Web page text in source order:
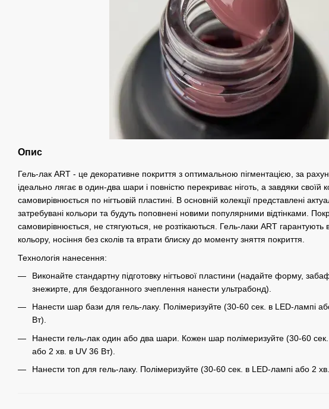
Опис
Гель-лак ART - це декоративне покриття з оптимальною пігментацією, за
ідеально лягає в один-два шари і повністю перекриває ніготь, а завдяки своїй
самовирівнюється по нігтьовій пластині. В основній колекції представлені
затребувані кольори та будуть поповнені новими популярними відтінками.
самовирівнюється, не стягуються, не розтікаються. Гель-лаки ART гарантують
кольору, носіння без сколів та втрати блиску до моменту зняття покриття.
Технологія нанесення:
Виконайте стандартну підготовку нігтьової пластини (надайте форму,
знежирте, для бездоганного зчеплення нанести ультрабонд).
Нанести шар бази для гель-лаку. Полімеризуйте (30-60 сек. в LED-лампі
Вт).
Нанести гель-лак один або два шари. Кожен шар полімеризуйте (30-60
або 2 хв. в UV 36 Вт).
Нанести топ для гель-лаку. Полімеризуйте (30-60 сек. в LED-лампі або 2